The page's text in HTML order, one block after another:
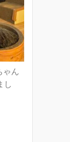
ゃん
し